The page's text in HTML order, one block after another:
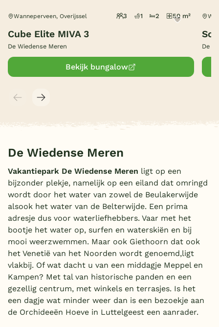
Wanneperveen, Overijssel 3 1 2 50 m²
Cube Elite MIVA 3
De Wiedense Meren
Bekijk bungalow
De
De Wiedense Meren
Vakantiepark De Wiedense Meren ligt op een
bijzonder plekje, namelijk op een eiland dat omringd
wordt door het water van zowel de Beulakerwijde
alsook het water van de Belterwijde. Een prima
adresje dus voor waterliefhebbers. Vaar met het
bootje het water op, surfen en waterskiën en bij
mooi weerzwemmen. Maar ook Giethoorn dat ook
het Venetië van het Noorden wordt genoemd,ligt
vlakbij. Of wat dacht u van een middagje Meppel en
Kampen? Met tal van historische panden en een
gezellig centrum, met winkels en terrasjes. Is het
een dagje wat minder weer dan is een bezoekje aan
de Orchideeën Hoeve in Luttelgeest een aanrader.